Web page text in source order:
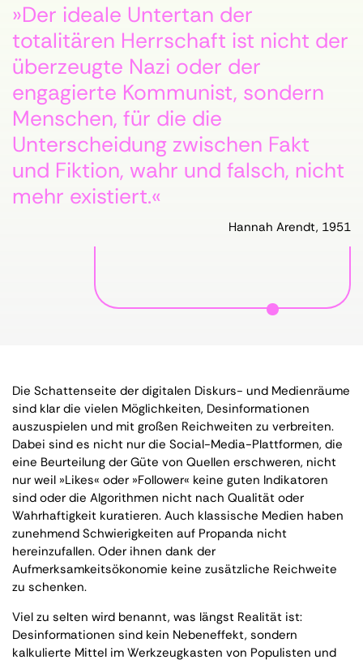
»Der ideale Untertan der
totalitären Herrschaft ist nicht der
überzeugte Nazi oder der
engagierte Kommunist, sondern
Menschen, für die die
Unterscheidung zwischen Fakt
und Fiktion, wahr und falsch, nicht
mehr existiert.«
Hannah Arendt, 1951
Die Schattenseite der digitalen Diskurs- und Medienräume
sind klar die vielen Möglichkeiten, Desinformationen
auszuspielen und mit großen Reichweiten zu verbreiten.
Dabei sind es nicht nur die Social-Media-Plattformen, die
eine Beurteilung der Güte von Quellen erschweren, nicht
nur weil »Likes« oder »Follower« keine guten Indikatoren
sind oder die Algorithmen nicht nach Qualität oder
Wahrhaftigkeit kuratieren. Auch klassische Medien haben
zunehmend Schwierigkeiten auf Propanda nicht
hereinzufallen. Oder ihnen dank der
Aufmerksamkeitsökonomie keine zusätzliche Reichweite
zu schenken.
Viel zu selten wird benannt, was längst Realität ist:
Desinformationen sind kein Nebeneffekt, sondern
kalkulierte Mittel im Werkzeugkasten von Populisten und